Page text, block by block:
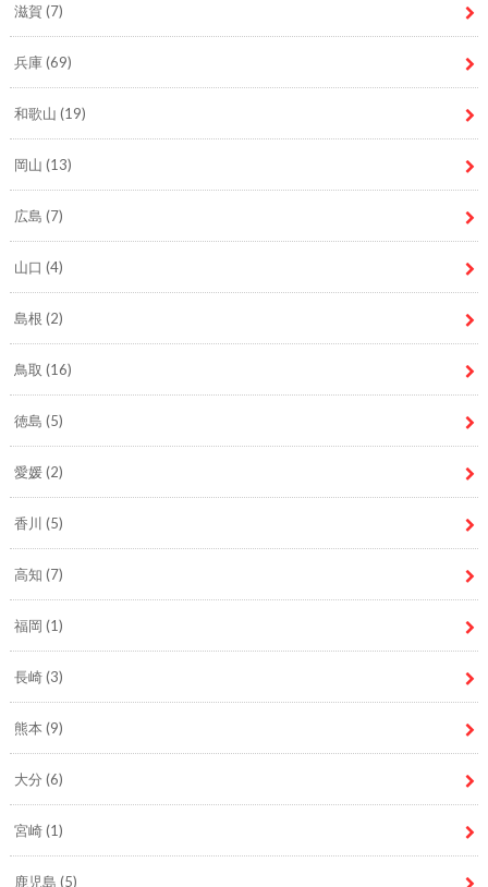
滋賀 (7)
兵庫(69)
和歌山 (19)
岡山 (13)
広島 (7)
山口 (4)
島根 (2)
鳥取 (16)
徳島 (5)
愛媛(2)
香川 (5)
高知 (7)
福岡 (1)
長崎(3)
熊本 (9)
大分 (6)
宮崎(1)
鹿児島 (5)